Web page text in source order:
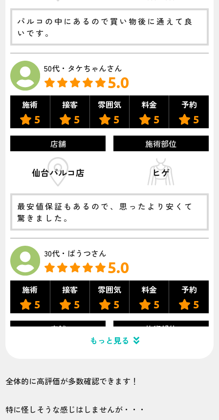
パルコの中にあるので買い物後に通えて良
いです。
50代・タケちゃんさん
5.0
施術
5
接客
5
雰囲気
5
料金
5
予約
5
店舗
仙台パルコ店
施術部位
ヒゲ
最安値保証もあるので、思ったより安くて
驚きました。
30代・ばうつさん
5.0
施術
5
接客
5
雰囲気
5
料金
5
予約
5
店舗 施術部位
て良かったです。初回のキャンペーンがあ
りがたかったです。
もっと見る
全体的に高評価が多数確認できます！
特に怪しそうな感じはしませんが・・・